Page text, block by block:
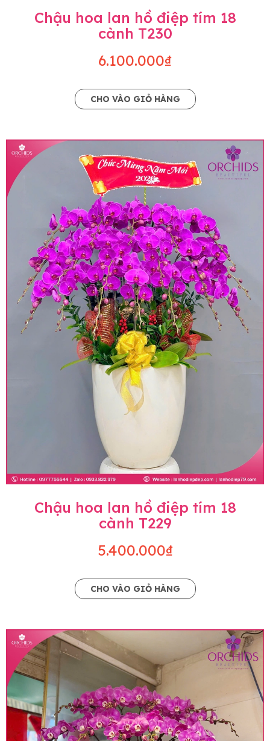
Chậu hoa lan hồ điệp tím 18
cành T230
6.100.000₫
CHO VÀO GIỎ HÀNG
Chậu hoa lan hồ điệp tím 18
cành T229
5.400.000₫
CHO VÀO GIỎ HÀNG